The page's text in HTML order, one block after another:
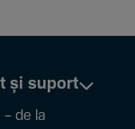
și suport
de la